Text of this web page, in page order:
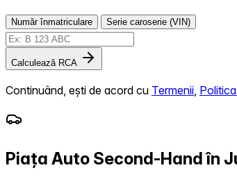
Număr înmatriculare Serie caroserie (VIN)
Calculează RCA
Continuând, ești de acord cu Termenii
Piața Auto Second-Hand în